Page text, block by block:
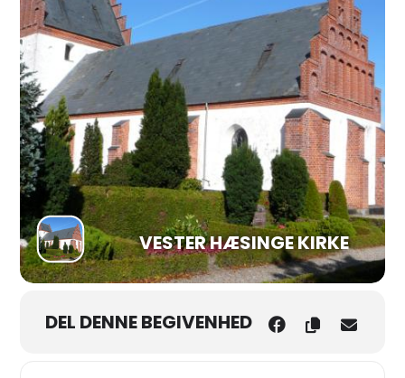
VESTER HÆSINGE KIRKE
DEL DENNE BEGIVENHED